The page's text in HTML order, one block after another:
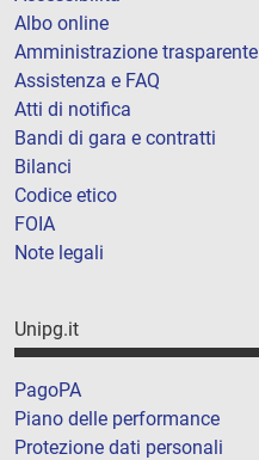
Albo online
Amministrazione trasparente
Assistenza e FAQ
Atti di notifica
Bandi di gara e contratti
Bilanci
Codice etico
FOIA
Note legali
Unipg.it
PagoPA
Piano delle performance
Protezione dati personali